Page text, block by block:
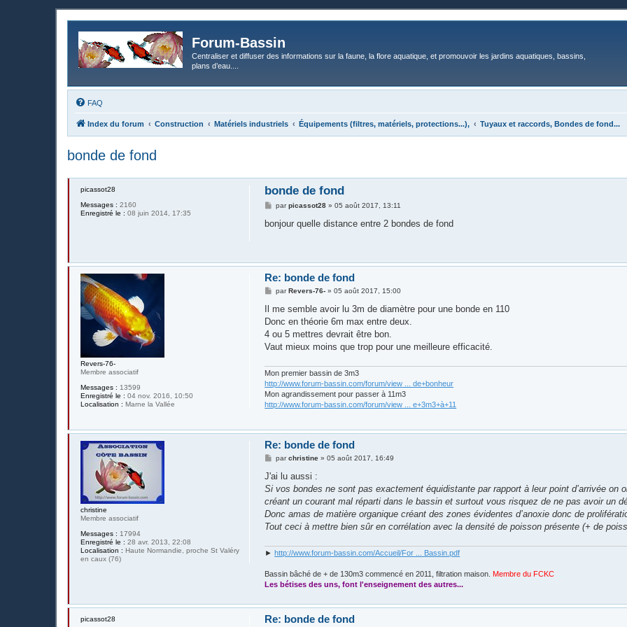
Forum-Bassin
Centraliser et diffuser des informations sur la faune, la flore aquatique, et promouvoir les jardins aquatiques, bassins,
plans d’eau....
FAQ
Index du forum Construction Matériels industriels Équipements (filtres, matériels, protections...), Tuyaux et raccords, Bondes de fond...
bonde de fond
picassot28
Messages : 2160
Enregistré le : 08 juin 2014, 17:35
bonde de fond
M
s
parpicassot28 »05 août 2017, 13:11
bonjour quelle distance entre 2 bondes de fond
Revers-76-
Membre associatif
Messages : 13599
Enregistré le : 04 nov. 2016, 10:50
Localisation : Marne la Vallée
Re: bonde de fond
M
s
a
g
parRevers-76- »05 août 2017, 15:00
Il me semble avoir lu 3m de diamètre pour une bonde en 110
Donc en théorie 6m max entre deux.
4 ou 5 mettres devrait être bon.
Vaut mieux moins que trop pour une meilleure efficacité.
Mon premier bassin de 3m3
http://www.forum-bassin.com/forum/view ... de+bonheur
Mon agrandissement pour passer à 11m3
http://www.forum-bassin.com/forum/view ... e+3m3+à+11
christine
Membre associatif
Messages : 17994
Enregistré le : 28 avr. 2013, 22:08
Localisation : Haute Normandie, proche St Valéry
en caux (76)
Re: bonde de fond
M
s
a
g
parchristine »05 août 2017, 16:49
J'ai lu aussi :
Si vos bondes ne sont pas exactement équidistante par rapport à leur point d’arrivée on
créant un courant mal réparti dans le bassin et surtout vous risquez de ne pas avoir un
Donc amas de matière organique créant des zones évidentes d’anoxie donc de
Tout ceci à mettre bien sûr en corrélation avec la densité de poisson présente (+ de
►http://www.forum-bassin.com/Accueil/For ... Bassin.pdf
Bassin bâché de + de 130m3 commencé en 2011, filtration maison. Membre du FCKC
Les bétises des uns, font l'enseignement des autres...
picassot28 Re: bonde de fond